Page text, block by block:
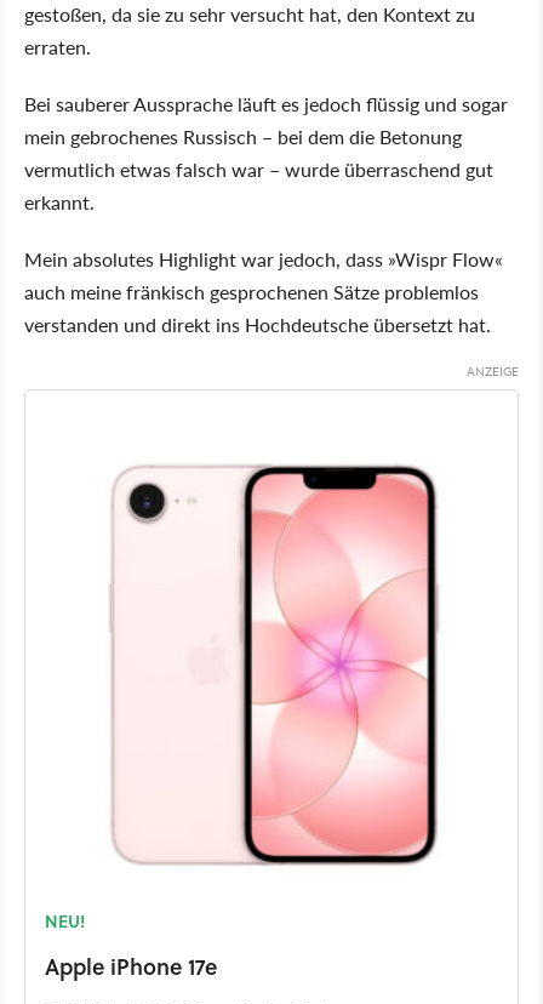
gestoßen, da sie zu sehr versucht hat, den Kontext zu
erraten.
Bei sauberer Aussprache läuft es jedoch flüssig und sogar
mein gebrochenes Russisch – bei dem die Betonung
vermutlich etwas falsch war – wurde überraschend gut
erkannt.
Mein absolutes Highlight war jedoch, dass Wispr Flow
auch meine fränkisch gesprochenen Sätze problemlos
verstanden und direkt ins Hochdeutsche übersetzt hat.
NEU!
Apple iPhone 17e